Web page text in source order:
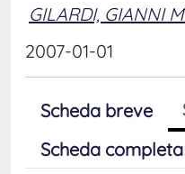
GILARDI, GIANNI
2007-01-01
Scheda breve
Scheda